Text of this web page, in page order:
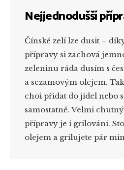
Nejjednodušší
Čínské zelí lze dusit –
přípravy si zachová
zeleninu ráda dusím s
a sezamovým olejem.
choi přidat do jídel nebo
samostatně. Velmi
přípravy je i grilování.
olejem a grilujete pár